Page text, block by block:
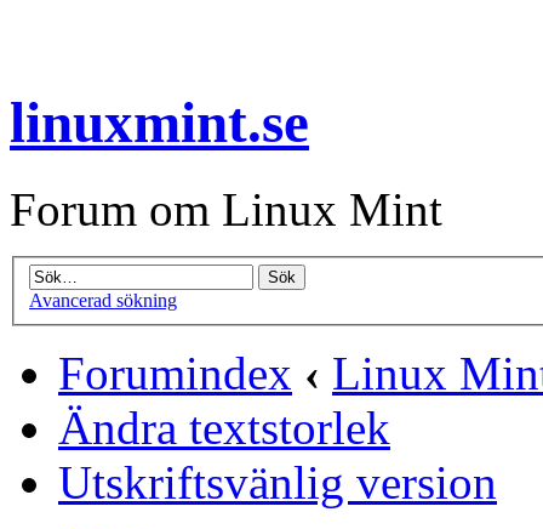
linuxmint.se
Forum om Linux Mint
Avancerad sökning
Forumindex ‹ Linux
Ändra textstorlek
Utskriftsvänlig version